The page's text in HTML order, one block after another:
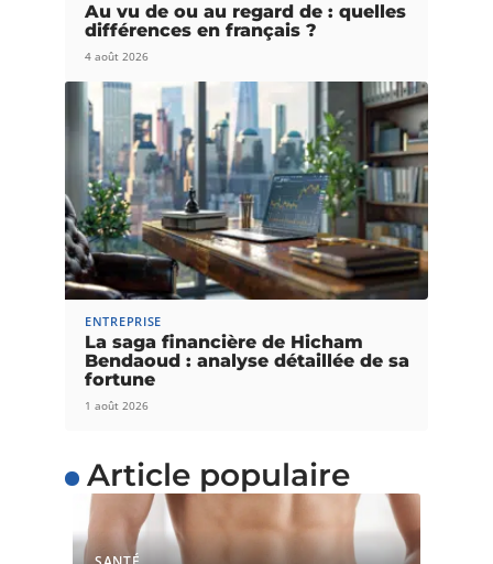
Au vu de ou au regard de : quelles
différences en français ?
4 août 2026
ENTREPRISE
La saga financière de Hicham
Bendaoud : analyse détaillée de sa
fortune
1 août 2026
Article populaire